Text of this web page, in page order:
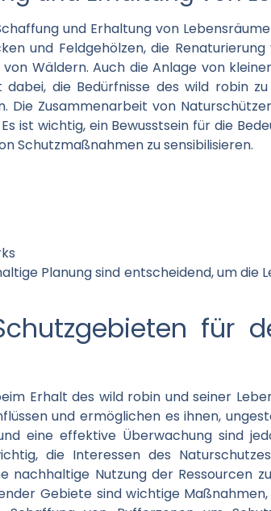
und Erhaltung von
und Feldgehölzen, die
Wäldern. Auch die Anlage von
die Bedürfnisse des wild robin
Die Zusammenarbeit von
ist wichtig, ein Bewusstsein für die
Schutzmaßnahmen zu sensibilisieren.
Planung sind entscheidend, um die
für
Erhalt des wild robin und seiner
und ermöglichen es ihnen,
eine effektive Überwachung sind
die Interessen des
nachhaltige Nutzung der Ressourcen
Gebiete sind wichtige